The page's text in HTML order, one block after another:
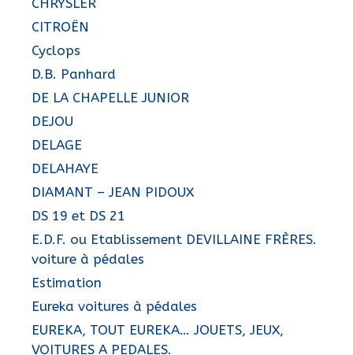
CHRYSLER
CITROËN
Cyclops
D.B. Panhard
DE LA CHAPELLE JUNIOR
DEJOU
DELAGE
DELAHAYE
DIAMANT – JEAN PIDOUX
DS 19 et DS 21
E.D.F. ou Etablissement DEVILLAINE FRÈRES.
voiture à pédales
Estimation
Eureka voitures à pédales
EUREKA, TOUT EUREKA… JOUETS, JEUX,
VOITURES A PEDALES.